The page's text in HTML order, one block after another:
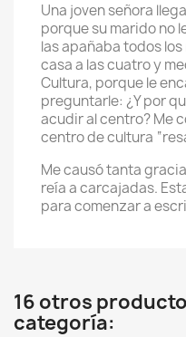
Una joven señora
porque su marido no
las apañaba todos
casa a las cuatro y
Cultura, porque le
preguntarle: ¿Y por
acudir al centro? Me
centro de cultura
Me causó tanta
reía a carcajadas.
para comenzar a
16 otros
categoría: